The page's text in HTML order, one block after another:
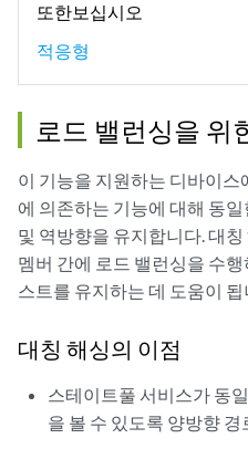
또한보십시오
적응형
로드 밸런싱을 위
이 기능을 지원하는 디바이스
에 의존하는 기능에 대해 동
및 역방향을 유지합니다. 대
멤버 간에 로드 밸런싱을 수
스트를 유지하는 데 도움이 됩
대칭 해싱의 이점
스테이트풀 서비스가 동
을 볼 수 있도록 양방향